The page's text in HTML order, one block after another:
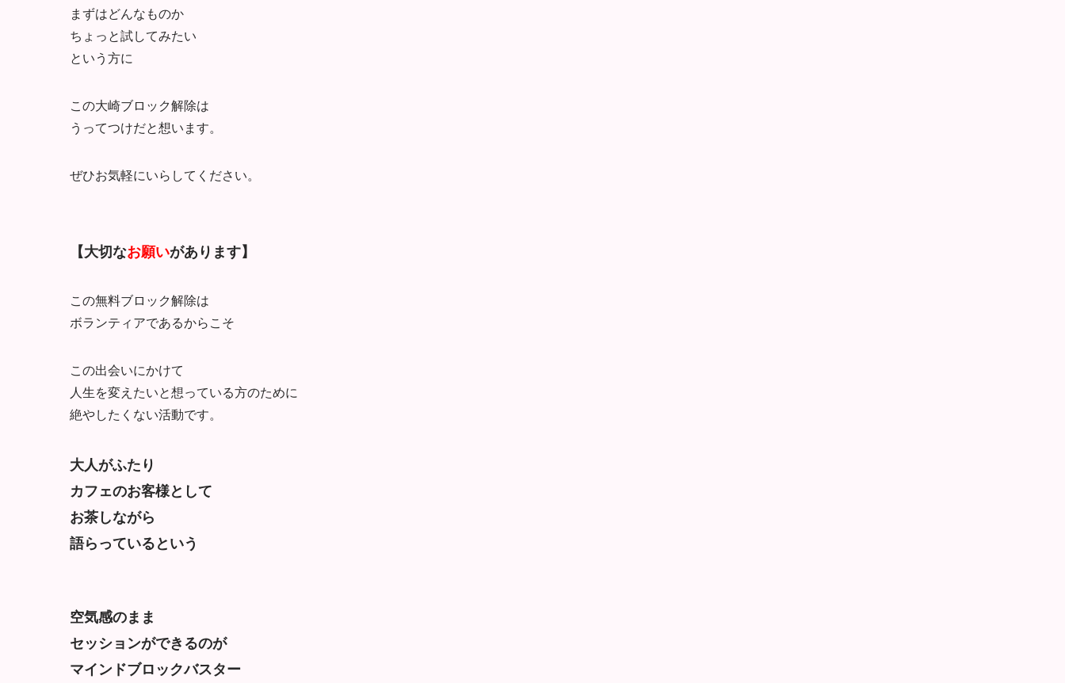
まずはどんなものか
ちょっと試してみたい
という方に
この大崎ブロック解除は
うってつけだと想います。
ぜひお気軽にいらしてください。
【大切なお願いがあります】
この無料ブロック解除は
ボランティアであるからこそ
この出会いにかけて
人生を変えたいと想っている方のために
絶やしたくない活動です。
大人がふたり
カフェのお客様として
お茶しながら
語らっているという
空気感のまま
セッションができるのが
マインドブロックバスター